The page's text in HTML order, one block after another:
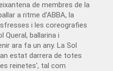
de membres de la
a ritme d'ABBA, la
i les coreografies
Queral, ballarina i
ara fa un any. La Sol
estat darrera de totes
reinetes', tal com